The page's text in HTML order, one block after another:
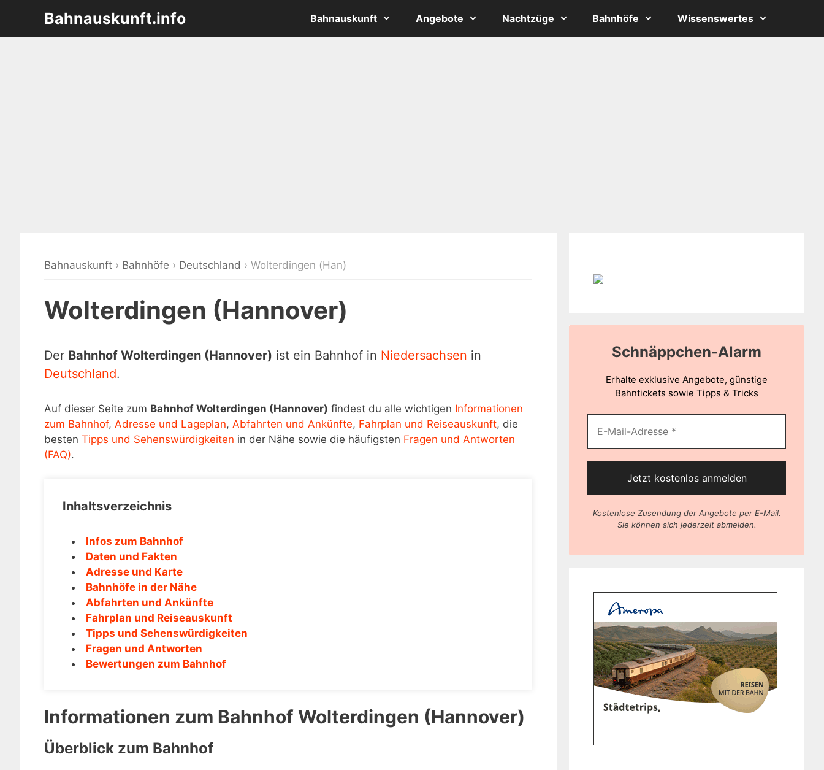
springen
Bahnauskunft.info Bahnauskunft Angebote Nachtzüge Bahnhöfe Wissenswertes
Bahnauskunft › Bahnhöfe › Deutschland › Wolterdingen (Han)
Wolterdingen (Hannover)
Der Bahnhof Wolterdingen (Hannover) ist ein Bahnhof in Niedersachsen in
Deutschland.
Auf dieser Seite zum Bahnhof Wolterdingen (Hannover) findest du alle wichtigen Informationen
zum Bahnhof, Adresse und Lageplan, Abfahrten und Ankünfte, Fahrplan und Reiseauskunft, die
besten Tipps und Sehenswürdigkeiten in der Nähe sowie die häufigsten Fragen und Antworten
(FAQ).
Inhaltsverzeichnis
Infos zum Bahnhof
Daten und Fakten
Adresse und Karte
Bahnhöfe in der Nähe
Abfahrten und Ankünfte
Fahrplan und Reiseauskunft
Tipps und Sehenswürdigkeiten
Fragen und Antworten
Bewertungen zum Bahnhof
Informationen zum Bahnhof Wolterdingen (Hannover)
Überblick zum Bahnhof
Schnäppchen-Alarm
Erhalte exklusive Angebote, günstige
Bahntickets sowie Tipps & Tricks
Kostenlose Zusendung der Angebote per E-Mail.
Sie können sich jederzeit abmelden.